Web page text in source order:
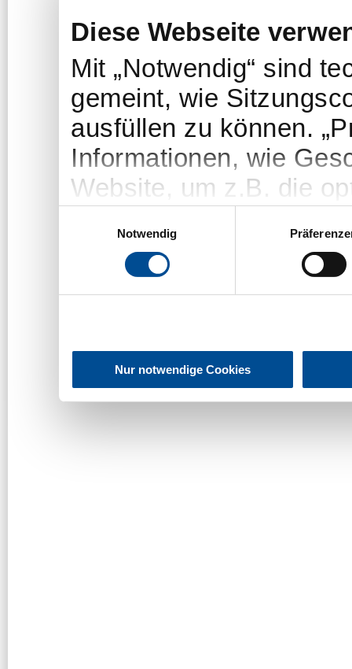
Diese Webseite
Mit „Notwendig“ sind
gemeint, wie
ausfüllen zu können.
Informationen, wie
Website, um z.B. die
welche Themen/
um das Angebot der
Notwendig
Nur notwendige Cookies